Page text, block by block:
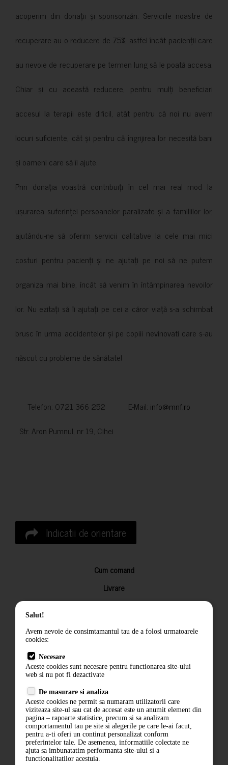
acoperim din donații și sponsorizări. Serviciile noastre de
recuperare au o reducere de 75%, astfel încât pacienții care
au nevoie de recuperare pe termen lung să le poată accesa.
Chiar și cu această reducere, pentru mulți beneficiari
accesul la terapii este dificil, atât pentru că noi nu avem
locuri suficiente, cât și pentru că îngrijirea lor necesită bani
și oameni care să îi ajute.
Prin donația voastră contribuiți în cel mai real mod la
ușurarea suferinței persoanelor paralizate și a familiilor lor,
ajutându-ne să oferim servicii calitative la cele mai mici
costuri pentru pacienți și ne ajutați pe noi să ne putem
organiza mai bine, încât să venim în întâmpinarea nevoilor
lor. Nu ezitați să îi ajutați pe cei a căror viață s-a schimbat
brusc în urma accidentelor și pe copiii nevinovati care s-au
născut cu probleme de sănătate!
Telefon: 0721 366 252 E-Mail: info@mnf.ro
Str. Aron Pumnul, nr 19, Cihei
Indicatii de orientare
Cum comand
Livrare
Returnarea produselor
Termeni si conditii
Politica de confidentialitate
ANPC
Salut!
Avem nevoie de consimtamantul tau de a folosi urmatoarele
cookies:
Necesare
Aceste cookies sunt necesare pentru functionarea site-ului
web si nu pot fi dezactivate
De masurare si analiza
Aceste cookies ne permit sa numaram utilizatorii care
viziteaza site-ul sau cat de accesat este un anumit element din
pagina – rapoarte statistice, precum si sa analizam
comportamentul tau pe site si alegerile pe care le-ai facut,
pentru a-ti oferi un continut personalizat conform
preferintelor tale. De asemenea, informatiile colectate ne
ajuta sa imbunatatim performanta site-ului si a
functionalitatilor acestuia.